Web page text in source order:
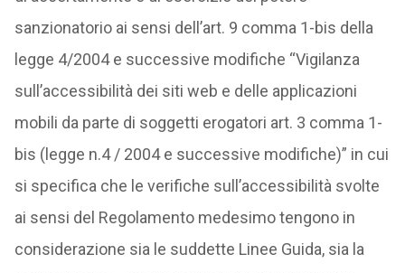
sanzionatorio ai sensi dell’art. 9 comma 1-bis della
legge 4/2004 e successive modifiche “Vigilanza
sull’accessibilità dei siti web e delle applicazioni
mobili da parte di soggetti erogatori art. 3 comma 1-
bis (legge n.4 / 2004 e successive modifiche)” in cui
si specifica che le verifiche sull’accessibilità svolte
ai sensi del Regolamento medesimo tengono in
considerazione sia le suddette Linee Guida, sia la